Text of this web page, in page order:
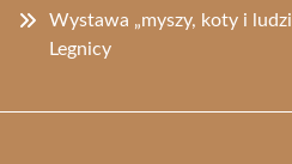
Wystawa „myszy, koty i
Legnicy